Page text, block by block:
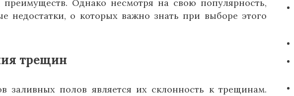
Однако несмотря на свою популярность,
недостатки, о которых важно знать при выборе этого
трещин
заливных полов является их склонность к трещинам.